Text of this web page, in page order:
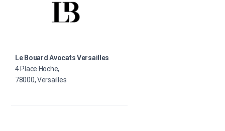
Le Bouard Avocats Versailles
4 Place Hoche,
78000, Versailles